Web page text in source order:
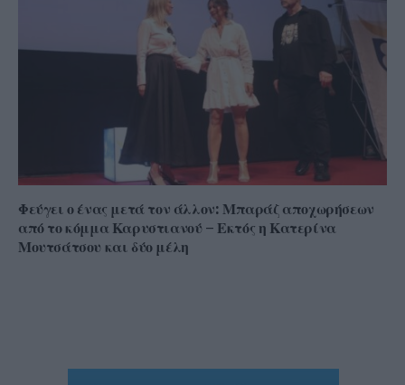
Φεύγει ο ένας μετά τον άλλον: Μπαράζ αποχωρήσεων
από το κόμμα Καρυστιανού – Εκτός η Κατερίνα
Μουτσάτσου και δύο μέλη